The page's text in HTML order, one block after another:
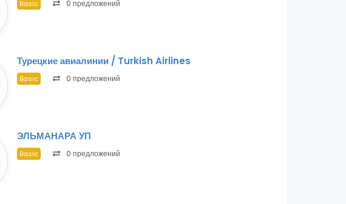
Basic 0 предложений
Турецкие авиалинии / Turkish Airlines
Basic 0 предложений
ЭЛЬМАНАРА УП
Basic 0 предложений